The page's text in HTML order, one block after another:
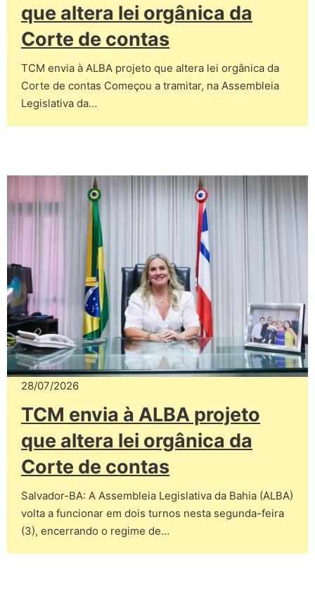
que altera lei orgânica da
Corte de contas
TCM envia à ALBA projeto que altera lei orgânica da
Corte de contas Começou a tramitar, na Assembleia
Legislativa da…
28/07/2026
TCM envia à ALBA projeto
que altera lei orgânica da
Corte de contas
Salvador-BA: A Assembleia Legislativa da Bahia (ALBA)
volta a funcionar em dois turnos nesta segunda-feira
(3), encerrando o regime de…